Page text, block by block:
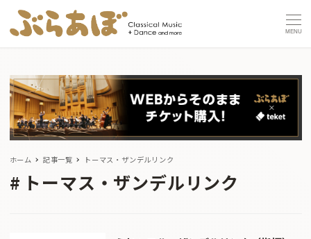
MENU
ホーム 記事一覧 トーマス・ザンデルリンク
トーマス・ザンデルリンク